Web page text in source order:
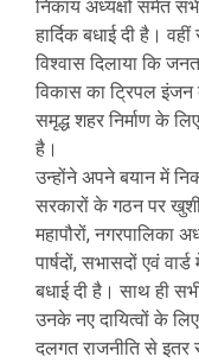
निकाय अध्यक्षों समेत
हार्दिक बधाई दी है।
विश्वास दिलाया कि
विकास का ट्रिपल इंजन
समृद्ध शहर निर्माण के
है।
उन्होंने अपने बयान में
सरकारों के गठन पर
महापौरों, नगरपालिका
पार्षदों, सभासदों एवं
बधाई दी है। साथ ही
उनके नए दायित्वों के
दलगत राजनीति से इतर